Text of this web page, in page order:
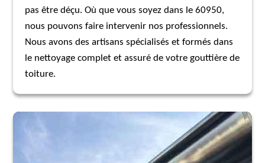
pas être déçu. Où que vous soyez dans le 60950,
nous pouvons faire intervenir nos professionnels.
Nous avons des artisans spécialisés et formés dans
le nettoyage complet et assuré de votre gouttière de
toiture.